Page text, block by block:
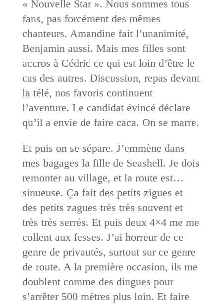
« Nouvelle Star ». Nous sommes tous
fans, pas forcément des mêmes
chanteurs. Amandine fait l’unanimité,
Benjamin aussi. Mais mes filles sont
accros à Cédric ce qui est loin d’être le
cas des autres. Discussion, repas devant
la télé, nos favoris continuent
l’aventure. Le candidat évincé déclare
qu’il a envie de faire caca. On se marre.
Et puis on se sépare. J’emmène dans
mes bagages la fille de Seashell. Je dois
remonter au village, et la route est…
sinueuse. Ça fait des petits zigues et
des petits zagues très très souvent et
très très serrés. Et puis deux 4×4 me me
collent aux fesses. J’ai horreur de ce
genre de privautés, surtout sur ce genre
de route. A la première occasion, ils me
doublent comme des dingues pour
s’arrêter 500 mètres plus loin. Et faire